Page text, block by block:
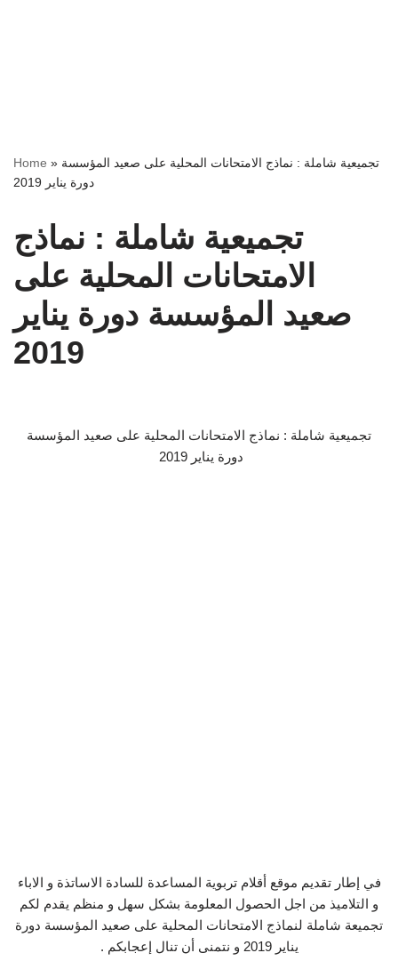
Home » تجميعية شاملة : نماذج الامتحانات المحلية على صعيد المؤسسة
دورة يناير 2019
تجميعية شاملة : نماذج
الامتحانات المحلية على
صعيد المؤسسة دورة يناير
2019
تجميعية شاملة : نماذج الامتحانات المحلية على صعيد المؤسسة
دورة يناير 2019
في إطار تقديم موقع أقلام تربوية المساعدة للسادة الاساتذة و الاباء
و التلاميذ من اجل الحصول المعلومة بشكل سهل و منظم يقدم لكم
تجميعة شاملة لنماذج الامتحانات المحلية على صعيد المؤسسة دورة
يناير 2019 و نتمنى أن تنال إعجابكم .